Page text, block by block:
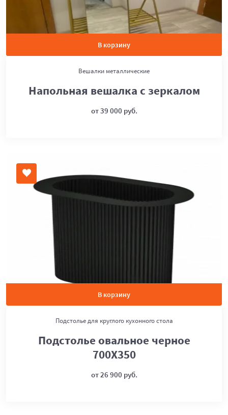
В корзину
Вешалки металлические
Напольная вешалка с зеркалом
от 39 000 руб.
В корзину
Подстолье для круглого кухонного стола
Подстолье овальное черное
700Х350
от 26 900 руб.